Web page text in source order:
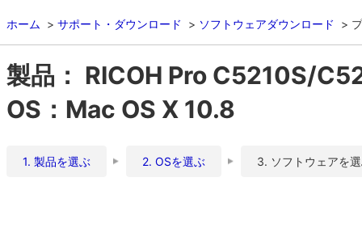
ホーム サポート・ダウンロード ソフトウェアダウンロード
製品： RICOH Pro C5210S/
OS：Mac OS X 10.8
1. 製品を選ぶ 2. OSを選ぶ 3. ソフトウェアを